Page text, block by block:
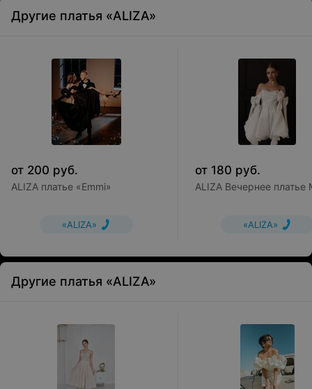
Другие платья «ALIZA»
от 200 руб.
ALIZA платье «Emmi»
«ALIZA»
от 180 руб.
ALIZA Вечернее платье
«ALIZA»
Другие платья «ALIZA»